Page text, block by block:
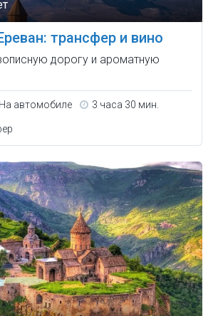
трансфер и вино
дорогу и ароматную
На автомобиле 3 часа 30 мин.